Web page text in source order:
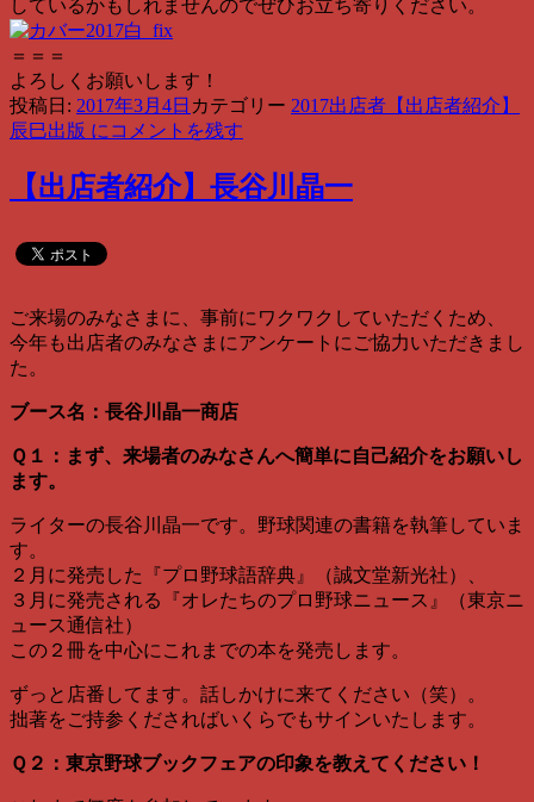
しているかもしれませんのでぜひお立ち寄りください。
＝＝＝
よろしくお願いします！
投稿日: 2017年3月4日 カテゴリー 2017出店者 【出店者紹介】
辰巳出版 に コメントを残す
【出店者紹介】長谷川晶一
ご来場のみなさまに、事前にワクワクしていただくため、
今年も出店者のみなさまにアンケートにご協力いただきまし
た。
ブース名：長谷川晶一商店
Ｑ１：まず、来場者のみなさんへ簡単に自己紹介をお願いし
ます。
ライターの長谷川晶一です。野球関連の書籍を執筆していま
す。
２月に発売した『プロ野球語辞典』（誠文堂新光社）、
３月に発売される『オレたちのプロ野球ニュース』（東京ニ
ュース通信社）
この２冊を中心にこれまでの本を発売します。
ずっと店番してます。話しかけに来てください（笑）。
拙著をご持参くださればいくらでもサインいたします。
Ｑ２：東京野球ブックフェアの印象を教えてください！